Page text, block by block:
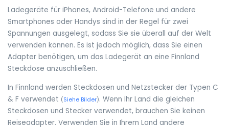
Ladegeräte für iPhones, Android-Telefone und andere
Smartphones oder Handys sind in der Regel für zwei
Spannungen ausgelegt, sodass Sie sie überall auf der Welt
verwenden können. Es ist jedoch möglich, dass Sie einen
Adapter benötigen, um das Ladegerät an eine Finnland
Steckdose anzuschließen.
In Finnland werden Steckdosen und Netzstecker der Typen C
& F verwendet (Siehe Bilder). Wenn Ihr Land die gleichen
Steckdosen und Stecker verwendet, brauchen Sie keinen
Reiseadapter. Verwenden Sie in Ihrem Land andere